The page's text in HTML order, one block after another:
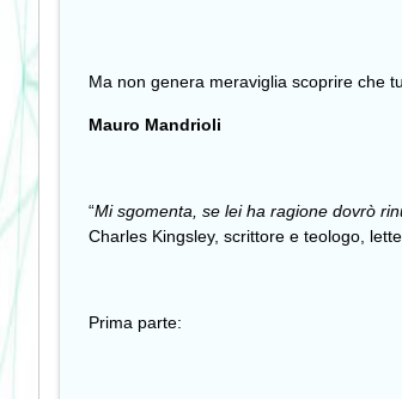
Ma non genera meraviglia scoprire che
Mauro Mandrioli
“Mi sgomenta, se lei ha ragione dovrò
Charles Kingsley, scrittore e teologo,
Prima parte: